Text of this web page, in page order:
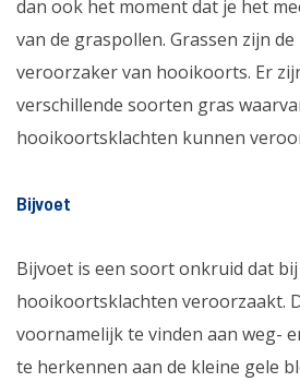
dan ook het moment dat je het
van de graspollen. Grassen zijn
veroorzaker van hooikoorts. Er
verschillende soorten gras
hooikoortsklachten kunnen
Bijvoet
Bijvoet is een soort onkruid dat
hooikoortsklachten veroorzaakt.
voornamelijk te vinden aan weg-
te herkennen aan de kleine gele